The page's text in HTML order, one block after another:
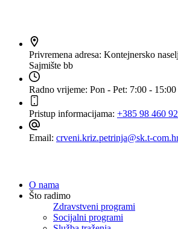
Privremena adresa: Kontejnersko
Sajmište bb
Radno vrijeme: Pon - Pet: 7:00 - 15:00
Pristup informacijama: +385 98 460
Email: crveni.kriz.petrinja@sk.t-
O nama
Što radimo
Zdravstveni programi
Socijalni programi